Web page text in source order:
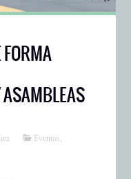
FORMA
Eventos